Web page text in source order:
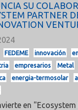
SU
PARTNER
FEDEME innovación
empresarios Metal
energia-termosolar
en